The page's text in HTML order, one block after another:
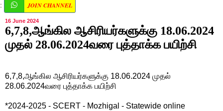
: JOIN CHANNEL
16 June 2024
6,7,8,ஆங்கில ஆசிரியர்களுக்கு 18.06.2024
முதல் 28.06.2024வரை புத்தாக்க பயிற்சி
6,7,8,ஆங்கில ஆசிரியர்களுக்கு 18.06.2024 முதல்
28.06.2024வரை புத்தாக்க பயிற்சி
*2024-2025 - SCERT - Mozhigal - Statewide online